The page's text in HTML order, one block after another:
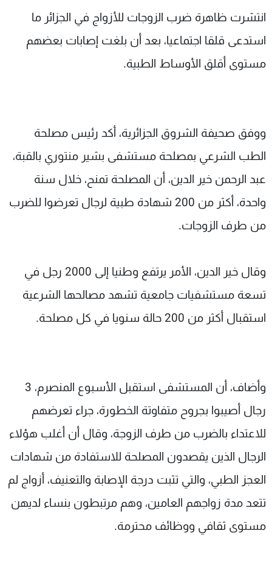
انتشرت ظاهرة ضرب الزوجات للأزواج في الجزائر ما
استدعى قلقا اجتماعيا، بعد أن بلغت إصابات بعضهم
مستوى أقلق الأوساط الطبية.
ووفق صحيفة الشروق الجزائرية، أكد رئيس مصلحة
الطب الشرعي بمصلحة مستشفى بشير منتوري بالقبة،
عبد الرحمن خير الدين، أن المصلحة تمنح، خلال سنة
واحدة، أكثر من 200 شهادة طبية لرجال تعرضوا للضرب
من طرف الزوجات.
وقال خير الدين، الأمر يرتفع وطنيا إلى 2000 رجل في
تسعة مستشفيات جامعية تشهد مصالحها الشرعية
استقبال أكثر من 200 حالة سنويا في كل مصلحة.
وأضاف، أن المستشفى استقبل الأسبوع المنصرم، 3
رجال أصيبوا بجروح متفاوتة الخطورة، جراء تعرضهم
للاعتداء بالضرب من طرف الزوجة، وقال أن أغلب هؤلاء
الرجال الذين يقصدون المصلحة للاستفادة من شهادات
العجز الطبي، والتي تثبت درجة الإصابة والتعنيف، أزواج لم
تتعد مدة زواجهم العامين، وهم مرتبطون بنساء لديهن
مستوى ثقافي ووظائف محترمة.
شاهد البرامج
عن MTV
وظائف